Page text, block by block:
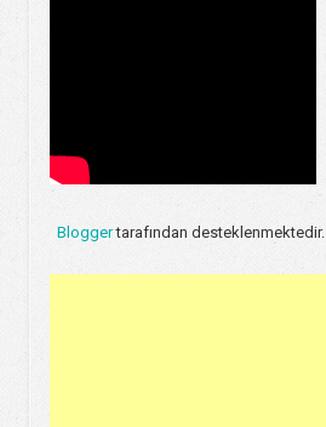
Bloggertarafından desteklenmektedir.